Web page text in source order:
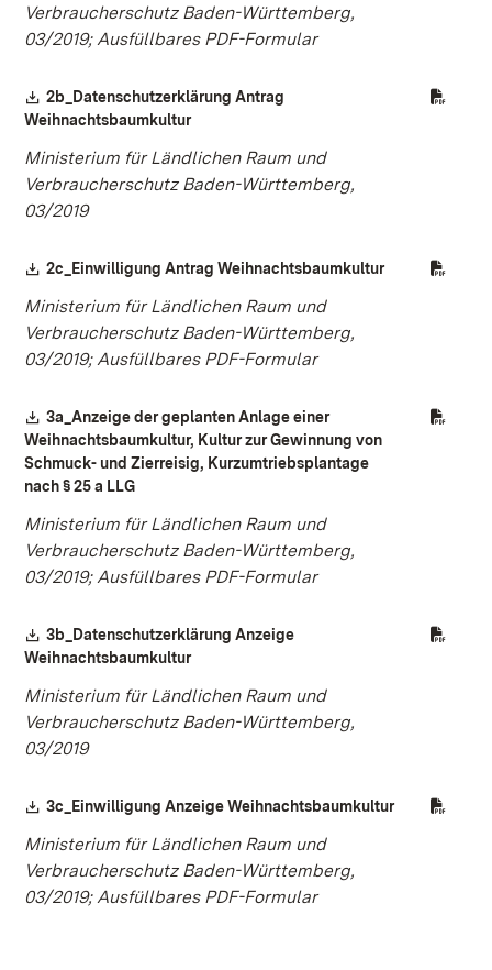
Verbraucherschutz Baden-Württemberg,
03/2019; Ausfüllbares PDF-Formular
Download:
2b_Datenschutzerklärung Antrag
Weihnachtsbaumkultur(Öffnet in neuem Fenster)
Ministerium für Ländlichen Raum und
Verbraucherschutz Baden-Württemberg,
03/2019
Download:
2c_Einwilligung Antrag Weihnachtsbaumkultur(Öffnet in
Ministerium für Ländlichen Raum und
Verbraucherschutz Baden-Württemberg,
03/2019; Ausfüllbares PDF-Formular
Download:
3a_Anzeige der geplanten Anlage einer
Weihnachtsbaumkultur, Kultur zur Gewinnung von
Schmuck- und Zierreisig, Kurzumtriebsplantage
nach § 25 a LLG
Ministerium für Ländlichen Raum und
Verbraucherschutz Baden-Württemberg,
03/2019; Ausfüllbares PDF-Formular
Download:
3b_Datenschutzerklärung Anzeige
Weihnachtsbaumkultur(Öffnet in neuem Fenster)
Ministerium für Ländlichen Raum und
Verbraucherschutz Baden-Württemberg,
03/2019
Download:
3c_Einwilligung Anzeige Weihnachtsbaumkultur(Öffnet in
Ministerium für Ländlichen Raum und
Verbraucherschutz Baden-Württemberg,
03/2019; Ausfüllbares PDF-Formular